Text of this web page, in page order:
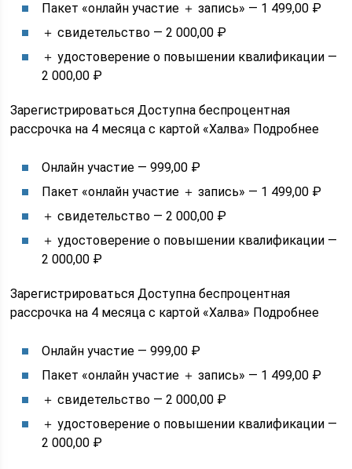
Пакет «онлайн участие ＋ запись» — 1 499,00 ₽
＋ свидетельство — 2 000,00 ₽
＋ удостоверение о повышении квалификации —
2 000,00 ₽
Зарегистрироваться Доступна беспроцентная
рассрочка на 4 месяца с картой «Халва» Подробнее
Онлайн участие — 999,00 ₽
Пакет «онлайн участие ＋ запись» — 1 499,00 ₽
＋ свидетельство — 2 000,00 ₽
＋ удостоверение о повышении квалификации —
2 000,00 ₽
Зарегистрироваться Доступна беспроцентная
рассрочка на 4 месяца с картой «Халва» Подробнее
Онлайн участие — 999,00 ₽
Пакет «онлайн участие ＋ запись» — 1 499,00 ₽
＋ свидетельство — 2 000,00 ₽
＋ удостоверение о повышении квалификации —
2 000,00 ₽